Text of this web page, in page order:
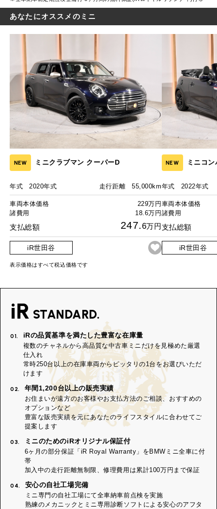
あなたにオススメのミニ
NEW ミニクラブマン クーパーD
年式 2020年式 走行距離 55,000km
車両本体価格
229万円
諸費用
18.6万円
支払総額 247.6万円
iR世田谷
NEW ミニコ
年式 2022年式
車両本体価格
諸費用
支払総額
iR世田谷
表示価格はすべて税込価格です
iR STANDARD.
01. iRの品質基準を満たした豊富な在庫量
複数のチャネルから高品質な中古車ミニだけを見極めた厳選
仕入れ
常時250台以上の在庫車両からピッタリの1台をお選びいただ
けます
02. 年間1,200台以上の販売実績
お住まいが遠方のお客様やお支払方法のご相談、おすすめの
オプションなど
豊富な販売実績を元にあなたのライフスタイルに合わせてご
提案します
03. ミニのためのiRオリジナル保証付
6ヶ月の部分保証「iR Royal Warranty」をBMWミニ全車に付
帯
加入中の走行距離無制限、修理費用は累計100万円まで保証
04. 安心の自社工場完備
ミニ専門の自社工場にて全車納車前点検を実施
熟練のメカニックとミニ専用診断ソフトによる安心のアフタ